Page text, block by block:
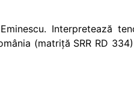
Interpretează
(matriță SRR RD